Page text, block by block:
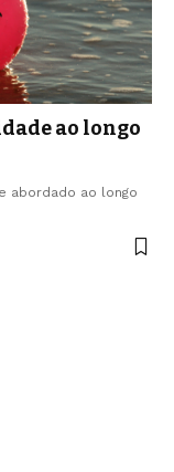
ao longo
abordado ao longo